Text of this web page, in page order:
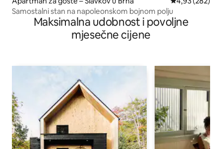
Samostalni stan na napoleonskom bojnom polju
Maksimalna udobnost i povoljne
mjesečne cijene